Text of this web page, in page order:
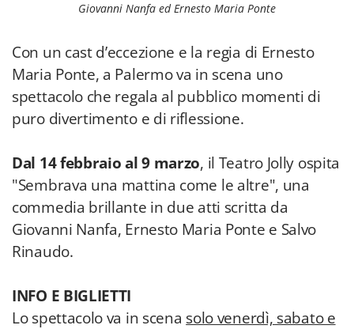
Giovanni Nanfa ed Ernesto Maria Ponte
Con un cast d’eccezione e la regia di Ernesto
Maria Ponte, a Palermo va in scena uno
spettacolo che regala al pubblico momenti di
puro divertimento e di riflessione.
Dal 14 febbraio al 9 marzo, il Teatro Jolly ospita
"Sembrava una mattina come le altre", una
commedia brillante in due atti scritta da
Giovanni Nanfa, Ernesto Maria Ponte e Salvo
Rinaudo.
INFO E BIGLIETTI
Lo spettacolo va in scena solo venerdì, sabato e